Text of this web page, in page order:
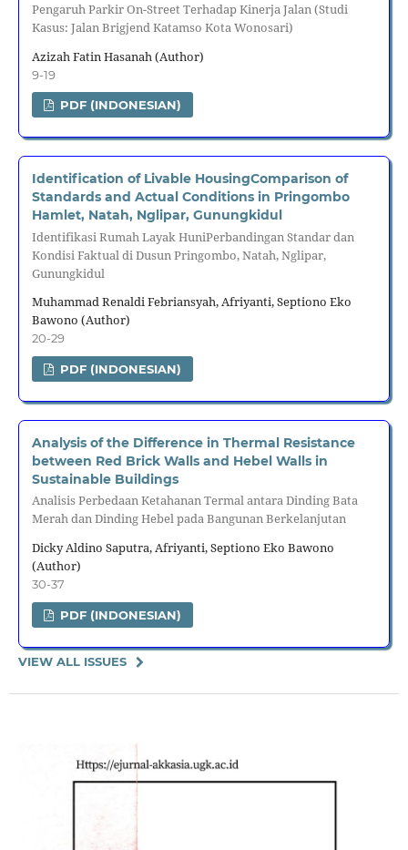
Pengaruh Parkir On-Street Terhadap Kinerja Jalan (Studi
Kasus: Jalan Brigjend Katamso Kota Wonosari)
Azizah Fatin Hasanah (Author)
9-19
PDF (INDONESIAN)
Identification of Livable HousingComparison of
Standards and Actual Conditions in Pringombo
Hamlet, Natah, Nglipar, Gunungkidul
Identifikasi Rumah Layak HuniPerbandingan Standar dan
Kondisi Faktual di Dusun Pringombo, Natah, Nglipar,
Gunungkidul
Muhammad Renaldi Febriansyah, Afriyanti, Septiono Eko
Bawono (Author)
20-29
PDF (INDONESIAN)
Analysis of the Difference in Thermal Resistance
between Red Brick Walls and Hebel Walls in
Sustainable Buildings
Analisis Perbedaan Ketahanan Termal antara Dinding Bata
Merah dan Dinding Hebel pada Bangunan Berkelanjutan
Dicky Aldino Saputra, Afriyanti, Septiono Eko Bawono
(Author)
30-37
PDF (INDONESIAN)
VIEW ALL ISSUES